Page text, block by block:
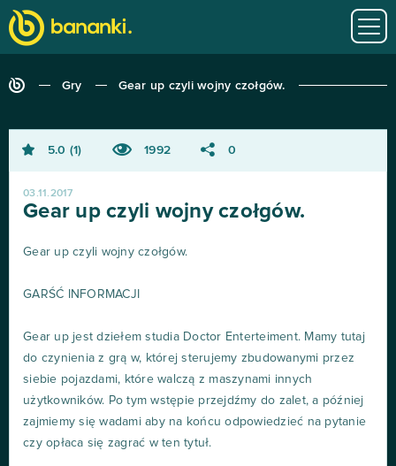
Gry Gear up czyli wojny czołgów.
5.0 1 1992 0
03.11.2017
Gear up czyli wojny czołgów.
Gear up czyli wojny czołgów.
GARŚĆ INFORMACJI
Gear up jest dziełem studia Doctor Enterteiment. Mamy tutaj
do czynienia z grą w, której sterujemy zbudowanymi przez
siebie pojazdami, które walczą z maszynami innych
użytkowników. Po tym wstępie przejdźmy do zalet, a później
zajmiemy się wadami aby na końcu odpowiedzieć na pytanie
czy opłaca się zagrać w ten tytuł.